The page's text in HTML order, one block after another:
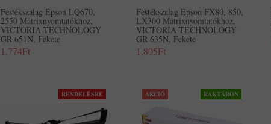
Festékszalag Epson LQ670,
2550 Mátrixnyomtatókhoz,
VICTORIA TECHNOLOGY
GR 651N, Fekete
1,774Ft
Festékszalag Epson FX80, 850,
LX300 Mátrixnyomtatókhoz,
VICTORIA TECHNOLOGY
GR 635N, Fekete
1,805Ft
RENDELÉSRE AKCIÓ RAKTÁRON